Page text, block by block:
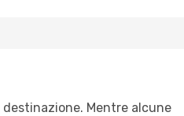
Mentre alcune